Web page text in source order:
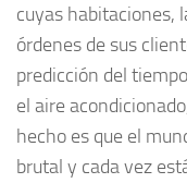
cuyas habitaciones,
órdenes de sus
predicción del
el aire
hecho es que el
brutal y cada vez